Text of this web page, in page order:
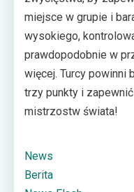
miejsce w grupie i
wysokiego,
prawdopodobnie w
więcej. Turcy powinni
trzy punkty i
mistrzostw świata!
News
Berita